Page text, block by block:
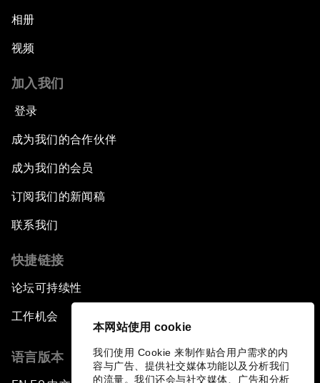
本网站使用 cookie
我们使用 Cookie 来制作贴合用户需求的内
容与广告、提供社交媒体功能以及分析我们
的流量。我们还会与社交媒体、广告和分析
相册
视频
加入我们
登录
成为我们的合作伙伴
成为我们的会员
订阅我们的新闻稿
联系我们
快捷链接
论坛可持续性
工作机会
语言版本